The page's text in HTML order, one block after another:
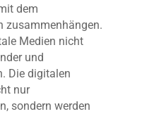
dem
zusammenhängen.
Medien nicht
und
Die digitalen
nur
sondern werden